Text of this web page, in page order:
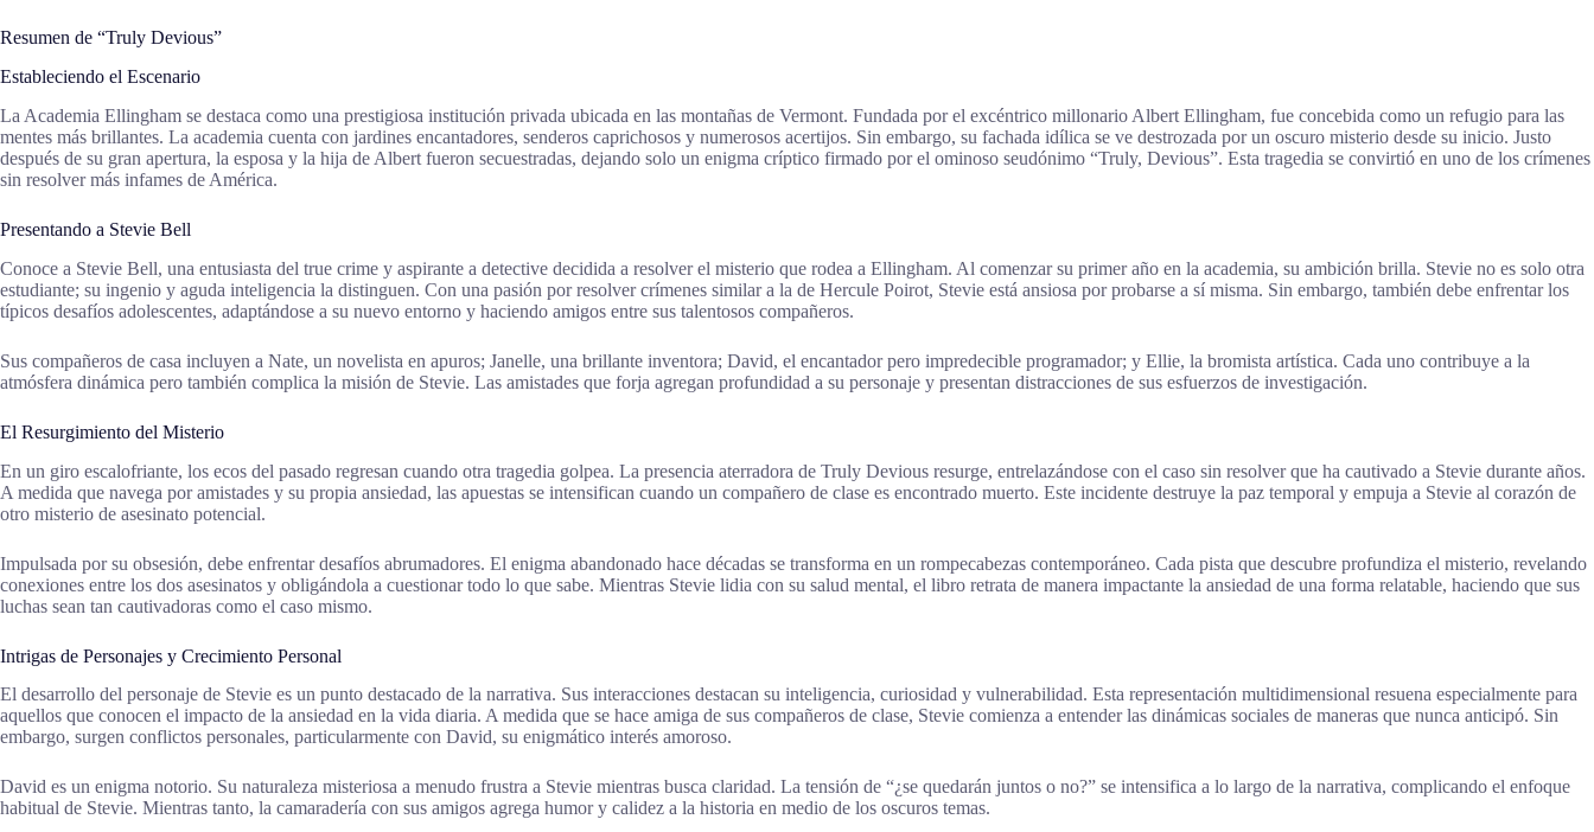
Resumen de “Truly Devious”
Estableciendo el Escenario
La Academia Ellingham se destaca como una prestigiosa institución privada ubicada en las montañas de Vermont. Fundada por el excéntrico millonario Albert Ellingham, fue concebida como un refugio para las
mentes más brillantes. La academia cuenta con jardines encantadores, senderos caprichosos y numerosos acertijos. Sin embargo, su fachada idílica se ve destrozada por un oscuro misterio desde su inicio. Justo
después de su gran apertura, la esposa y la hija de Albert fueron secuestradas, dejando solo un enigma críptico firmado por el ominoso seudónimo “Truly, Devious”. Esta tragedia se convirtió en uno de los crímenes
sin resolver más infames de América.
Presentando a Stevie Bell
Conoce a Stevie Bell, una entusiasta del true crime y aspirante a detective decidida a resolver el misterio que rodea a Ellingham. Al comenzar su primer año en la academia, su ambición brilla. Stevie no es solo otra
estudiante; su ingenio y aguda inteligencia la distinguen. Con una pasión por resolver crímenes similar a la de Hercule Poirot, Stevie está ansiosa por probarse a sí misma. Sin embargo, también debe enfrentar los
típicos desafíos adolescentes, adaptándose a su nuevo entorno y haciendo amigos entre sus talentosos compañeros.
Sus compañeros de casa incluyen a Nate, un novelista en apuros; Janelle, una brillante inventora; David, el encantador pero impredecible programador; y Ellie, la bromista artística. Cada uno contribuye a la
atmósfera dinámica pero también complica la misión de Stevie. Las amistades que forja agregan profundidad a su personaje y presentan distracciones de sus esfuerzos de investigación.
El Resurgimiento del Misterio
En un giro escalofriante, los ecos del pasado regresan cuando otra tragedia golpea. La presencia aterradora de Truly Devious resurge, entrelazándose con el caso sin resolver que ha cautivado a Stevie durante años.
A medida que navega por amistades y su propia ansiedad, las apuestas se intensifican cuando un compañero de clase es encontrado muerto. Este incidente destruye la paz temporal y empuja a Stevie al corazón de
otro misterio de asesinato potencial.
Impulsada por su obsesión, debe enfrentar desafíos abrumadores. El enigma abandonado hace décadas se transforma en un rompecabezas contemporáneo. Cada pista que descubre profundiza el misterio, revelando
conexiones entre los dos asesinatos y obligándola a cuestionar todo lo que sabe. Mientras Stevie lidia con su salud mental, el libro retrata de manera impactante la ansiedad de una forma relatable, haciendo que sus
luchas sean tan cautivadoras como el caso mismo.
Intrigas de Personajes y Crecimiento Personal
El desarrollo del personaje de Stevie es un punto destacado de la narrativa. Sus interacciones destacan su inteligencia, curiosidad y vulnerabilidad. Esta representación multidimensional resuena especialmente para
aquellos que conocen el impacto de la ansiedad en la vida diaria. A medida que se hace amiga de sus compañeros de clase, Stevie comienza a entender las dinámicas sociales de maneras que nunca anticipó. Sin
embargo, surgen conflictos personales, particularmente con David, su enigmático interés amoroso.
David es un enigma notorio. Su naturaleza misteriosa a menudo frustra a Stevie mientras busca claridad. La tensión de “¿se quedarán juntos o no?” se intensifica a lo largo de la narrativa, complicando el enfoque
habitual de Stevie. Mientras tanto, la camaradería con sus amigos agrega humor y calidez a la historia en medio de los oscuros temas.